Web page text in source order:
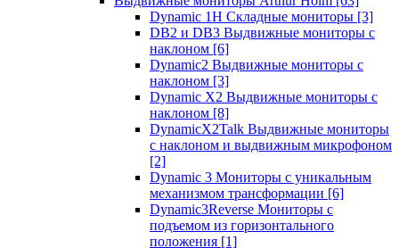
Dynamic 1Н Складные мониторы [3]
DB2 и DB3 Выдвижные мониторы с
наклоном [6]
Dynamic2 Выдвижные мониторы с
наклоном [3]
Dynamic X2 Выдвижные мониторы с
наклоном [8]
DynamicX2Talk Выдвижные мониторы
с наклоном и выдвижным микрофоном
[2]
Dynamic 3 Мониторы с уникальным
механизмом трансформации [6]
Dynamic3Reverse Мониторы с
подъемом из горизонтального
положения [1]